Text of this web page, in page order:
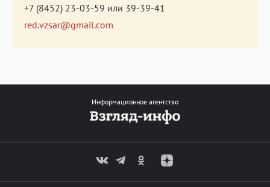
+7 (8452) 23-03-59 или 39-39-41
red.vzsar@gmail.com
Информационное агентство